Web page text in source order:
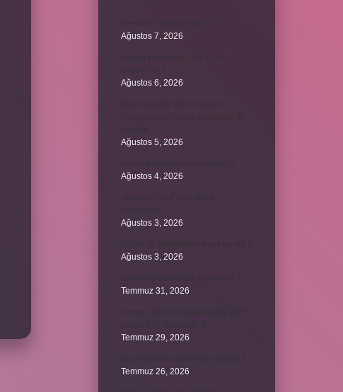
Ağustos 7, 2026
Ağustos 6, 2026
Ağustos 5, 2026
Ağustos 4, 2026
Ağustos 3, 2026
Ağustos 3, 2026
Temmuz 31, 2026
Temmuz 29, 2026
Temmuz 26, 2026